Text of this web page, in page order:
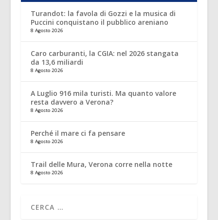
Turandot: la favola di Gozzi e la musica di
Puccini conquistano il pubblico areniano
8 Agosto 2026
Caro carburanti, la CGIA: nel 2026 stangata
da 13,6 miliardi
8 Agosto 2026
A Luglio 916 mila turisti. Ma quanto valore
resta davvero a Verona?
8 Agosto 2026
Perché il mare ci fa pensare
8 Agosto 2026
Trail delle Mura, Verona corre nella notte
8 Agosto 2026